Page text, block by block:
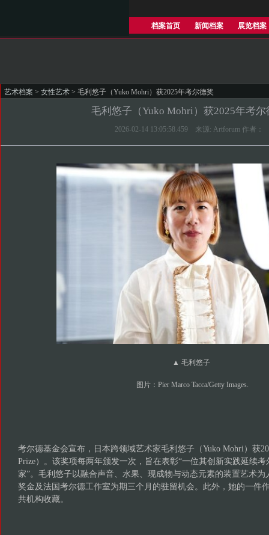
档案首页 新闻档案 展览档案
艺术档案 > 女性艺术 > 毛利悠子（Yuko Mohri）获2025年考尔德奖
毛利悠子（Yuko Mohri）获2025年考尔
2026-02-14 13:05:58.459 来源: Artforum 作者：
▲ 毛利悠子
图片：Pier Marco Tacca/Getty Images.
考尔德基金会宣布，日本跨领域艺术家毛利悠子（Yuko Mohri）获
Prize）。该奖项每两年颁发一次，旨在表彰“一位其创新实践延续
家”。毛利悠子以融合声音、水果、现成物与动态元素的装置艺术为
奖金及法国考尔德工作室为期三个月的驻留机会。此外，她的一件
共机构收藏。